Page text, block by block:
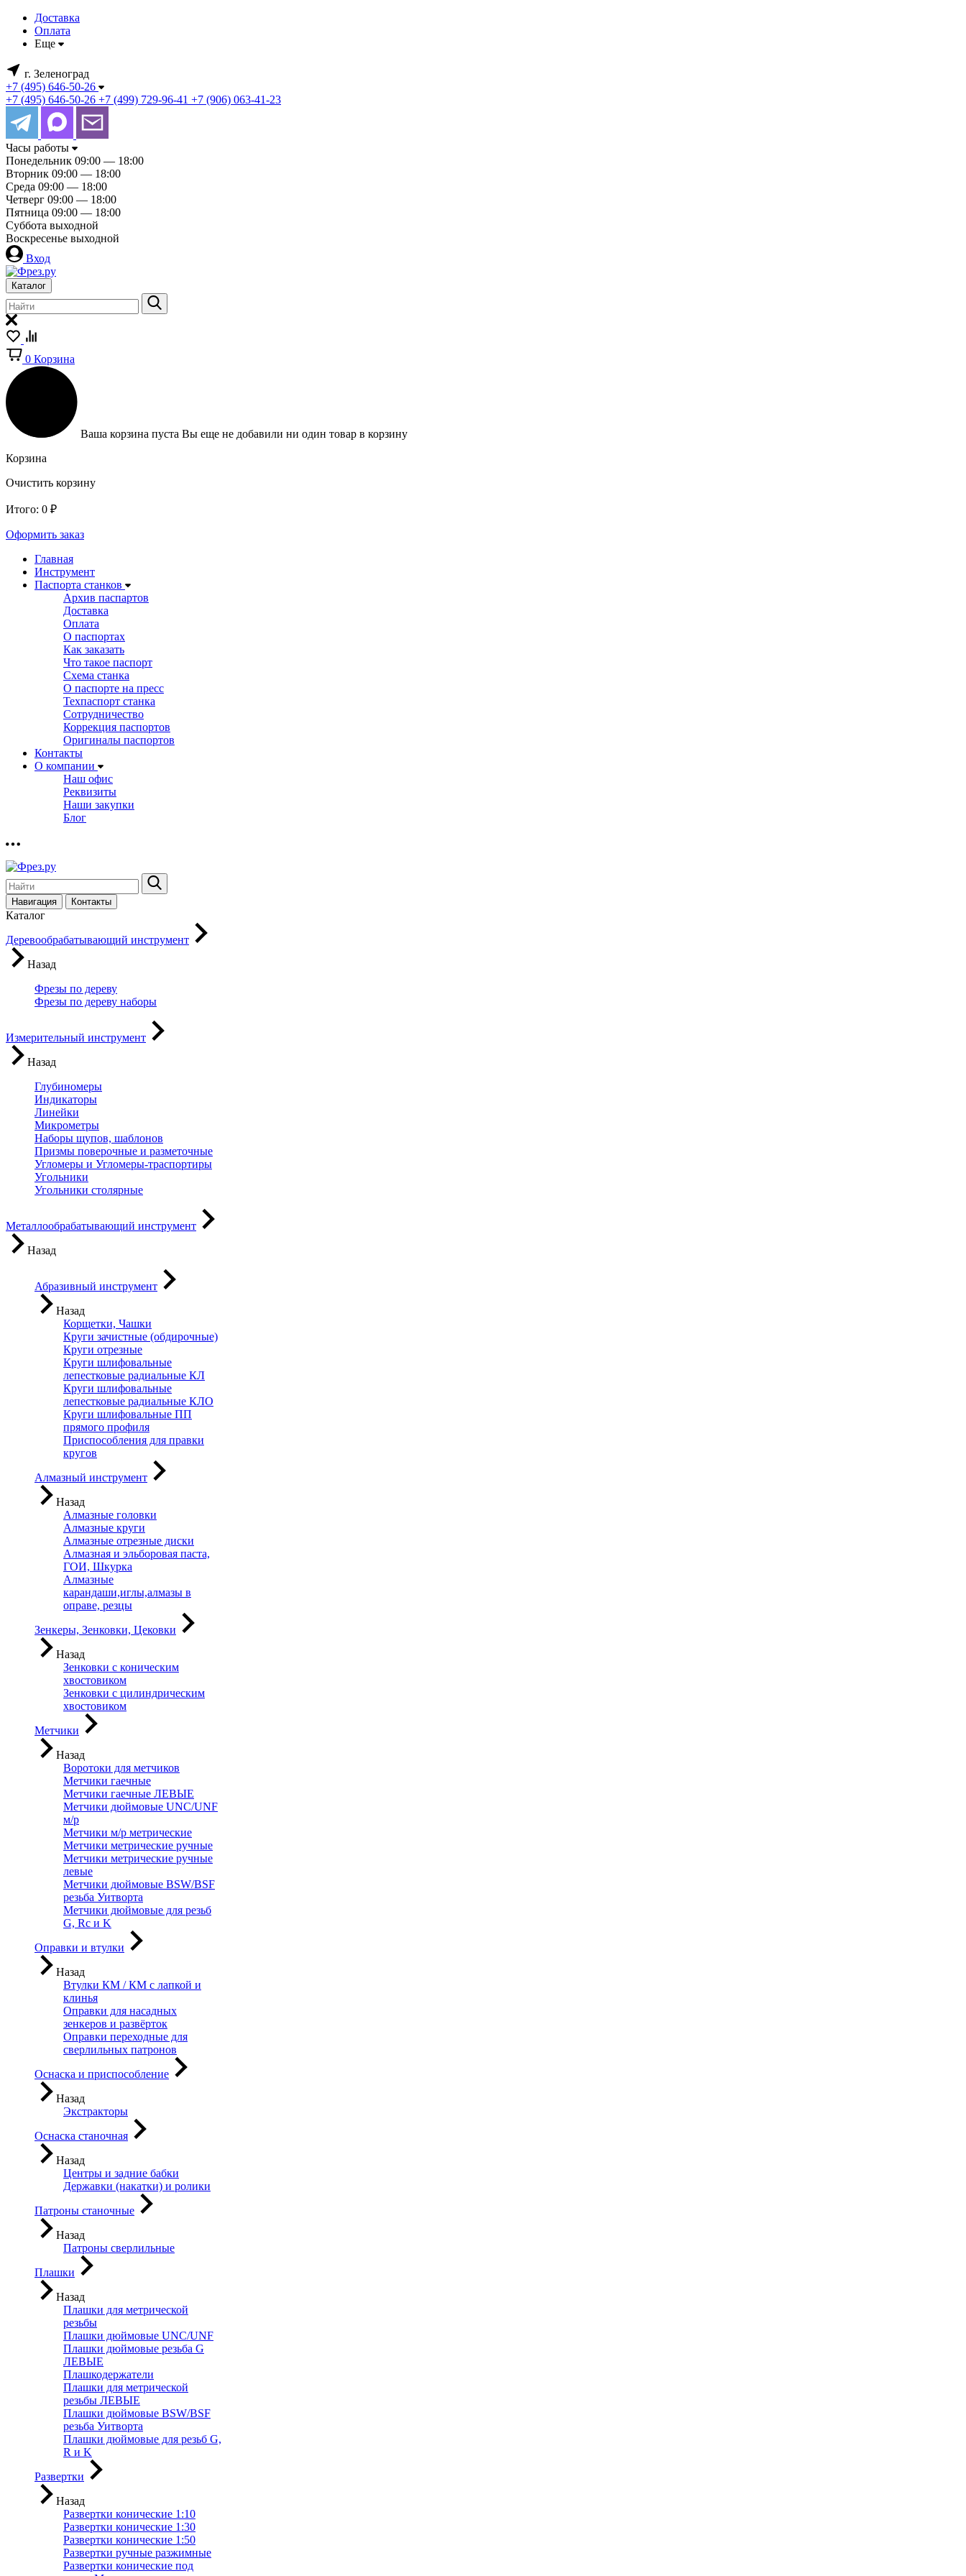
Доставка
Оплата
Еще
г. Зеленоград
+7 (495) 646-50-26
+7 (495) 646-50-26 +7 (499) 729-96-41 +7 (906) 063-41-23
Часы работы
Понедельник 09:00 — 18:00
Вторник 09:00 — 18:00
Среда 09:00 — 18:00
Четверг 09:00 — 18:00
Пятница 09:00 — 18:00
Суббота выходной
Воскресенье выходной
Вход
Каталог
0 Корзина
Ваша корзина пуста Вы еще не добавили ни один товар в корзину
Корзина
Очистить корзину
Итого: 0 ₽
Оформить заказ
Главная
Инструмент
Паспорта станков
Архив паспартов
Доставка
Оплата
О паспортах
Как заказать
Что такое паспорт
Схема станка
О паспорте на пресс
Техпаспорт станка
Сотрудничество
Коррекция паспортов
Оригиналы паспортов
Контакты
О компании
Наш офис
Реквизиты
Наши закупки
Блог
Навигация Контакты
Каталог
Деревообрабатывающий инструмент
Назад
Фрезы по дереву
Фрезы по дереву наборы
Измерительный инструмент
Назад
Глубиномеры
Индикаторы
Линейки
Микрометры
Наборы щупов, шаблонов
Призмы поверочные и разметочные
Угломеры и Угломеры-траспортиры
Угольники
Угольники столярные
Металлообрабатывающий инструмент
Назад
Абразивный инструмент
Назад
Корщетки, Чашки
Круги зачистные (обдирочные)
Круги отрезные
Круги шлифовальные
лепестковые радиальные КЛ
Круги шлифовальные
лепестковые радиальные КЛО
Круги шлифовальные ПП
прямого профиля
Приспособления для правки
кругов
Алмазный инструмент
Назад
Алмазные головки
Алмазные круги
Алмазные отрезные диски
Алмазная и эльборовая паста,
ГОИ, Шкурка
Алмазные
карандаши,иглы,алмазы в
оправе, резцы
Зенкеры, Зенковки, Цековки
Назад
Зенковки с коническим
хвостовиком
Зенковки с цилиндрическим
хвостовиком
Метчики
Назад
Воротоки для метчиков
Метчики гаечные
Метчики гаечные ЛЕВЫЕ
Метчики дюймовые UNC/UNF
м/р
Метчики м/р метрические
Метчики метрические ручные
Метчики метрические ручные
левые
Метчики дюймовые BSW/BSF
резьба Уитворта
Метчики дюймовые для резьб
G, Rc и K
Оправки и втулки
Назад
Втулки КМ / КМ с лапкой и
клинья
Оправки для насадных
зенкеров и развёрток
Оправки переходные для
сверлильных патронов
Оснаска и приспособление
Назад
Экстракторы
Оснаска станочная
Назад
Центры и задние бабки
Державки (накатки) и ролики
Патроны станочные
Назад
Патроны сверлильные
Плашки
Назад
Плашки для метрической
резьбы
Плашки дюймовые UNC/UNF
Плашки дюймовые резьба G
ЛЕВЫЕ
Плашкодержатели
Плашки для метрической
резьбы ЛЕВЫЕ
Плашки дюймовые BSW/BSF
резьба Уитворта
Плашки дюймовые для резьб G,
R и K
Развертки
Назад
Развертки конические 1:10
Развертки конические 1:30
Развертки конические 1:50
Развертки ручные разжимные
Развертки конические под